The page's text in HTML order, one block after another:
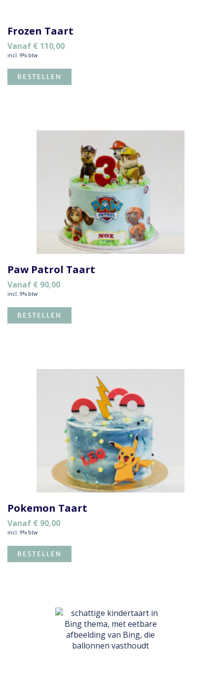
Frozen Taart
Vanaf € 110,00
incl. 9% btw
BESTELLEN
Paw Patrol Taart
Vanaf € 90,00
incl. 9% btw
BESTELLEN
Pokemon Taart
Vanaf € 90,00
incl. 9% btw
BESTELLEN